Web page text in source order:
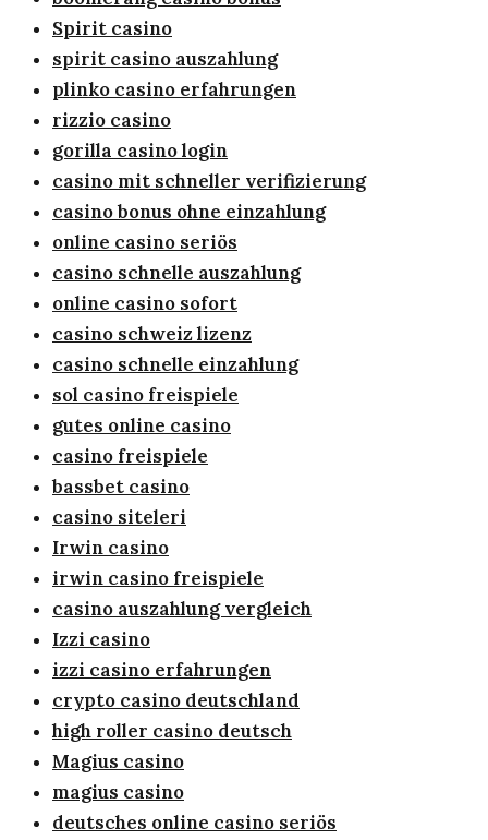
Spirit casino
spirit casino auszahlung
plinko casino erfahrungen
rizzio casino
gorilla casino login
casino mit schneller verifizierung
casino bonus ohne einzahlung
online casino seriös
casino schnelle auszahlung
online casino sofort
casino schweiz lizenz
casino schnelle einzahlung
sol casino freispiele
gutes online casino
casino freispiele
bassbet casino
casino siteleri
Irwin casino
irwin casino freispiele
casino auszahlung vergleich
Izzi casino
izzi casino erfahrungen
crypto casino deutschland
high roller casino deutsch
Magius casino
magius casino
deutsches online casino seriös